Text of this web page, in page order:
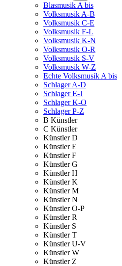
Blasmusik A bis
Volksmusik A-B
Volksmusik C-E
Volksmusik F-L
Volksmusik K-N
Volksmusik O-R
Volksmusik S-V
Volksmusik W-Z
Echte Volksmusik A bis
Schlager A-D
Schlager E-J
Schlager K-O
Schlager P-Z
B Künstler
C Künstler
Künstler D
Künstler E
Künstler F
Künstler G
Künstler H
Künstler K
Künstler M
Künstler N
Künstler O-P
Künstler R
Künstler S
Künstler T
Künstler U-V
Künstler W
Künstler Z